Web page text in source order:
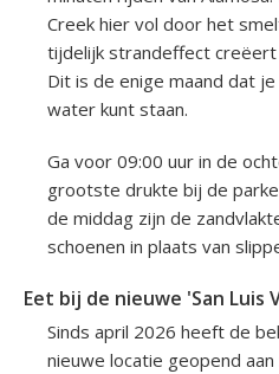
Creek hier vol door het
tijdelijk strandeffect creëert
Dit is de enige maand dat
water kunt staan.
Ga voor 09:00 uur in de
grootste drukte bij de
de middag zijn de
schoenen in plaats van
Eet bij de nieuwe 'San Luis
Sinds april 2026 heeft de
nieuwe locatie geopend